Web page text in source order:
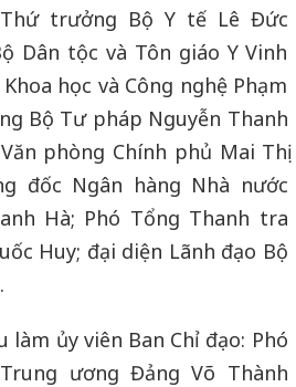
Thứ trưởng Bộ Y tế Lê Đức
Dân tộc và Tôn giáo Y Vinh
học và Công nghệ Phạm
Bộ Tư pháp Nguyễn Thanh
phòng Chính phủ Mai Thị
đốc Ngân hàng Nhà nước
Hà; Phó Tổng Thanh tra
Huy; đại diện Lãnh đạo Bộ
làm ủy viên Ban Chỉ đạo: Phó
ương Đảng Võ Thành